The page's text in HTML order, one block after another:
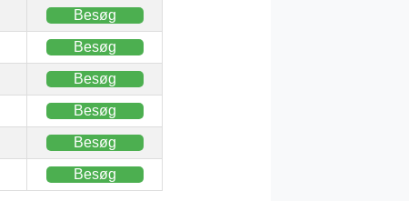
Besøg
Besøg
Besøg
Besøg
Besøg
Besøg